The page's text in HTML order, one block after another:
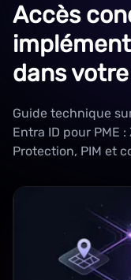
Accès
dans
Guide technique
Entra ID pour PME
Protection, PIM et